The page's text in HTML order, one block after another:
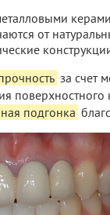
от
за счет
поверхностного
подгонка